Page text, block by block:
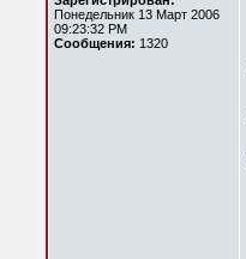
Понедельник 13 Март 2006
09:23:32 PM
Сообщения: 1320